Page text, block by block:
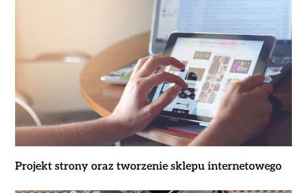
Projekt strony oraz tworzenie sklepu internetowego